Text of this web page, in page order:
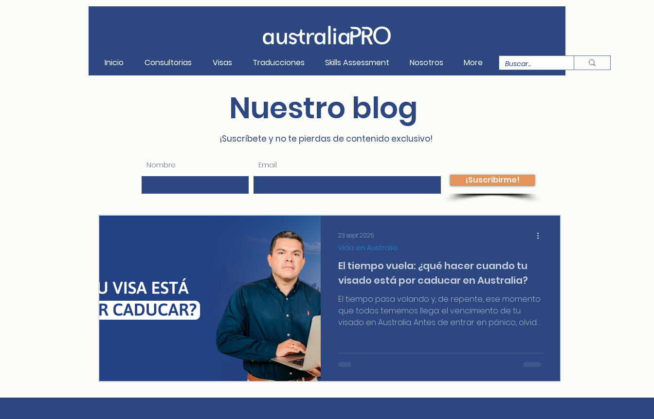
Inicio Consultorias Visas Traducciones Skills Assessment Nosotros More
Nuestro blog
¡Suscríbete y no te pierdas de contenido exclusivo!
Nombre Email
¡Suscribirme!
El tiempo vuela: ¿qué hacer cuando tu
visado está por caducar en Australia?
El tiempo pasa volando y, de repente, ese momento
que todos tememos llega: el vencimiento de tu
visado en Australia. Antes de entrar en pánico, olvida
Vida en Australia
23 sept 2025